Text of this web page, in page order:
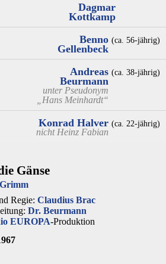
Dagmar
Kottkamp
Benno
Gellenbeck
(ca. 56‑jährig)
Andreas
Beurmann
unter Pseudonym
„Hans Meinhardt“
(ca. 38‑jährig)
Konrad Halver
nicht Heinz Fabian
(ca. 22‑jährig)
Gänse
Regie: Claudius Brac
Dr. Beurmann
EUROPA-Produktion